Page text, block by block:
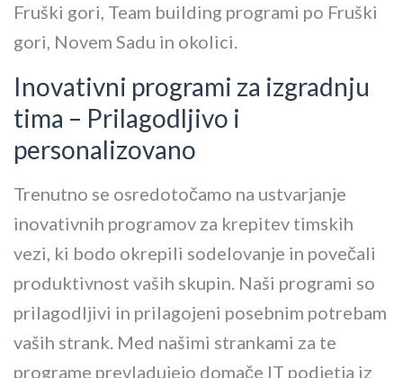
Fruški gori, Team building programi po Fruški
gori, Novem Sadu in okolici.
Inovativni programi za izgradnju
tima – Prilagodljivo i
personalizovano
Trenutno se osredotočamo na ustvarjanje
inovativnih programov za krepitev timskih
vezi, ki bodo okrepili sodelovanje in povečali
produktivnost vaših skupin. Naši programi so
prilagodljivi in prilagojeni posebnim potrebam
vaših strank. Med našimi strankami za te
programe prevladujejo domače IT podjetja iz